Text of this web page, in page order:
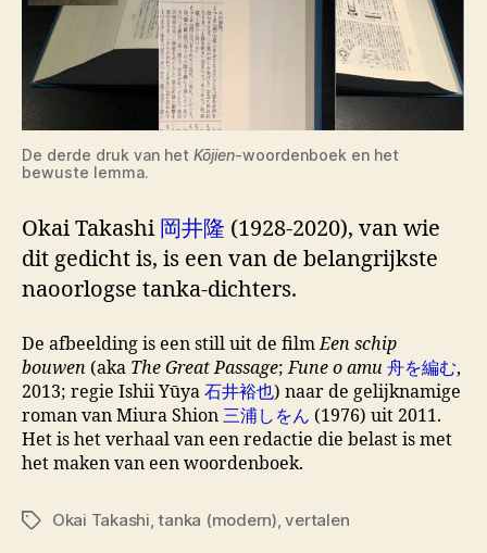
De derde druk van het Kōjien-woordenboek en het
bewuste lemma.
Okai Takashi 岡井隆 (1928-2020), van wie
dit gedicht is, is een van de belangrijkste
naoorlogse tanka-dichters.
De afbeelding is een still uit de filmEen schip
bouwen (aka The Great Passage;Fune o amu 舟を編む,
2013; regie Ishii Yūya 石井裕也) naar de gelijknamige
roman van Miura Shion 三浦しをん (1976) uit 2011.
Het is het verhaal van een redactie die belast is met
het maken van een woordenboek.
TagsOkai Takashi,tanka (modern),vertalen